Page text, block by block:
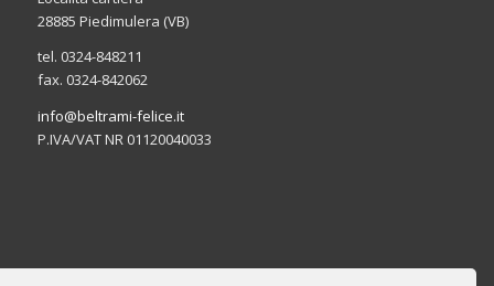
28885 Piedimulera (VB)
tel. 0324-848211
fax. 0324-842062
info@beltrami-felice.it
P.IVA/VAT NR 01120040033
CERCA NEL SITO